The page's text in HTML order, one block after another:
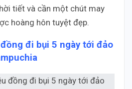
tiết và cần một chút may
hoàng hôn tuyệt đẹp.
đi bụi 5 ngày tới đảo